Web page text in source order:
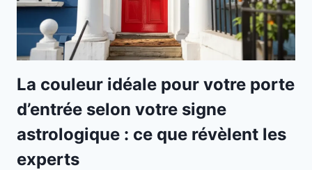
La couleur idéale pour votre porte
d’entrée selon votre signe
astrologique : ce que révèlent les
experts